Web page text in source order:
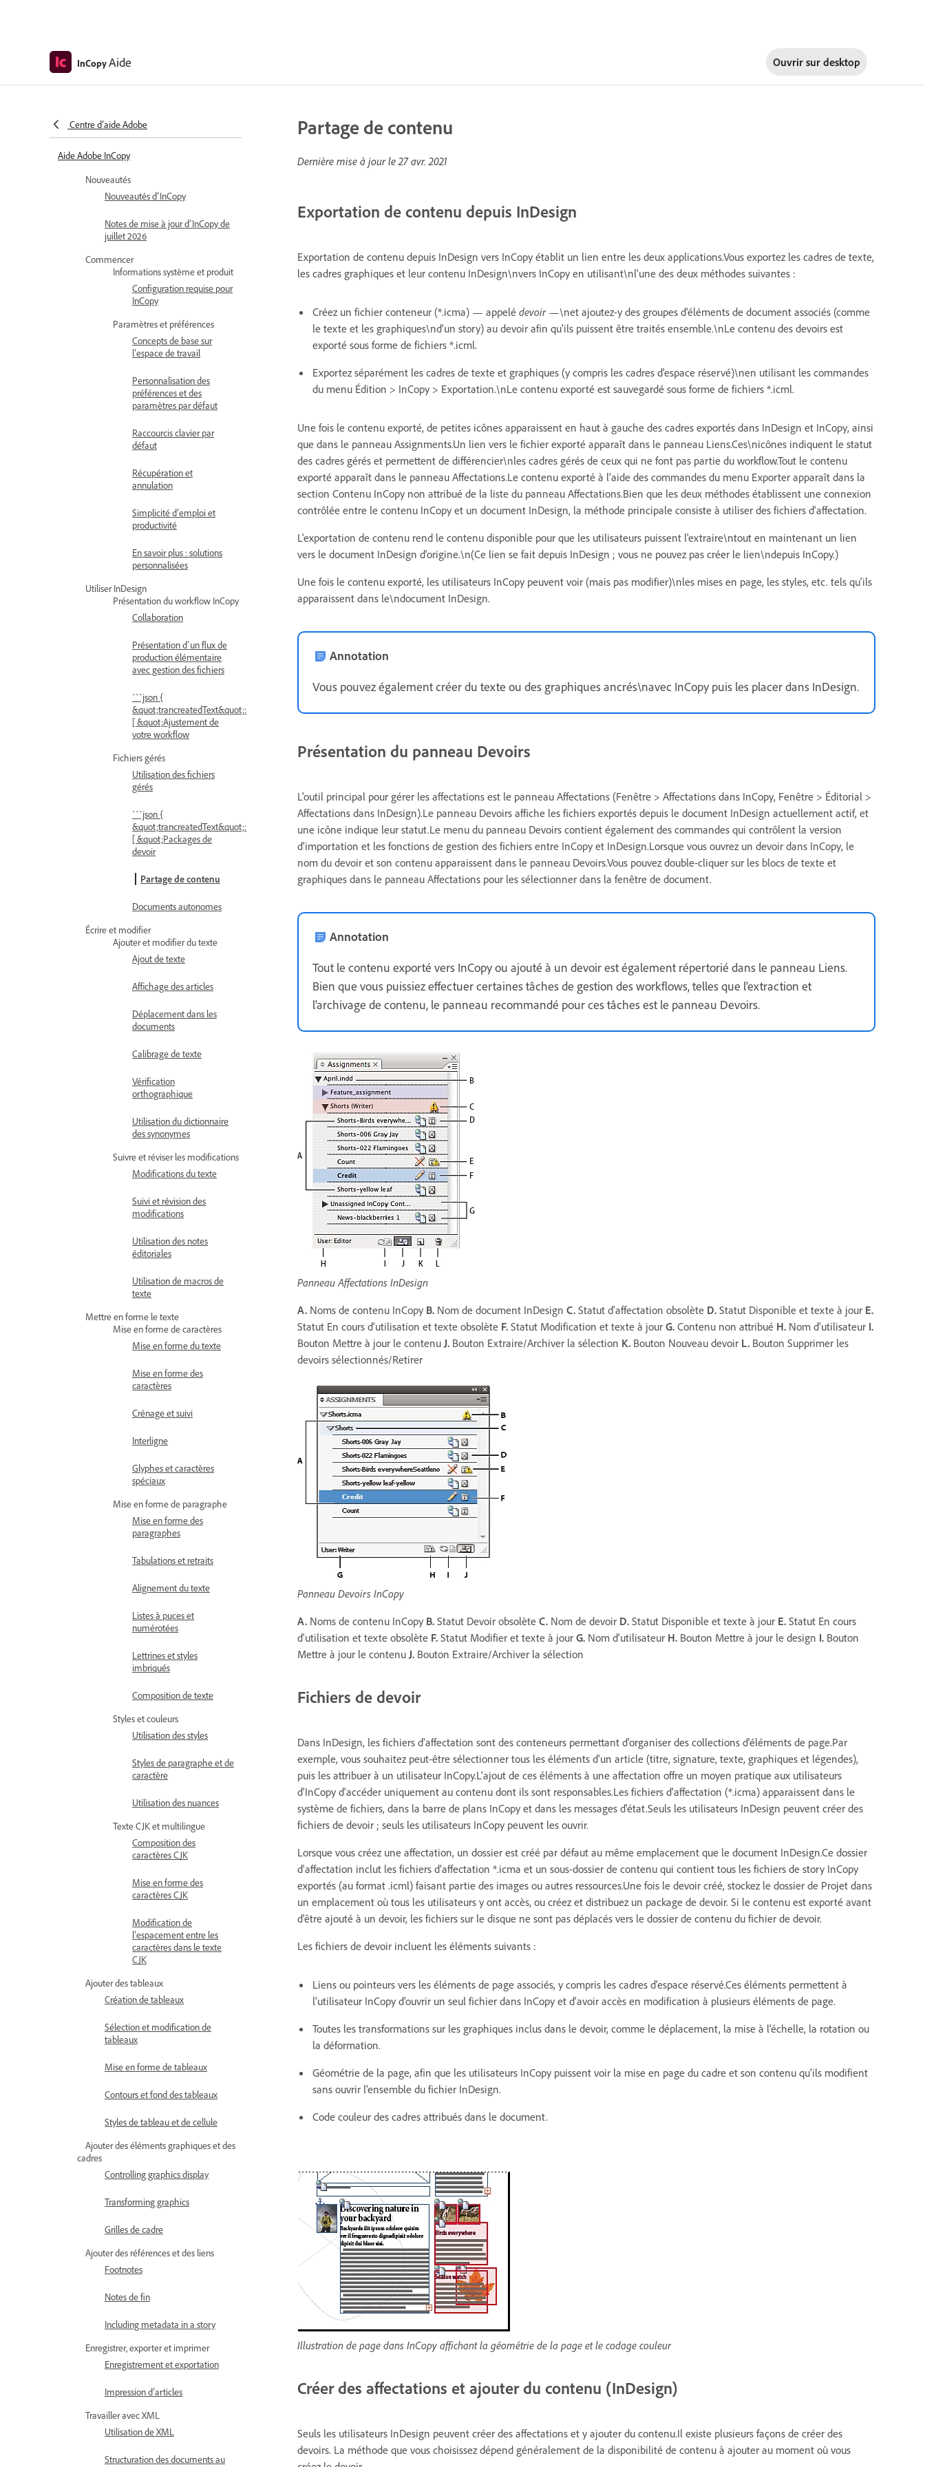
InCopyAide Ouvrir sur desktop
Centre d’aide Adobe
Aide Adobe InCopy
Nouveautés
Nouveautés d’InCopy
Notes de mise à jour d’InCopy de
juillet 2026
Commencer
Informations système et produit
Configuration requise pour
InCopy
Paramètres et préférences
Concepts de base sur
l’espace de travail
Personnalisation des
préférences et des
paramètres par défaut
Raccourcis clavier par
défaut
Récupération et
annulation
Simplicité d’emploi et
productivité
En savoir plus : solutions
personnalisées
Utiliser InDesign
Présentation du workflow InCopy
Collaboration
Présentation d’un flux de
production élémentaire
avec gestion des fichiers
```json {
&quot;trancreatedText&quot;:
[ &quot;Ajustement de
votre workflow
Fichiers gérés
Utilisation des fichiers
gérés
```json {
&quot;trancreatedText&quot;:
[ &quot;Packages de
devoir
Partage de contenu
Documents autonomes
Écrire et modifier
Ajouter et modifier du texte
Ajout de texte
Affichage des articles
Déplacement dans les
documents
Calibrage de texte
Vérification
orthographique
Utilisation du dictionnaire
des synonymes
Suivre et réviser les modifications
Modifications du texte
Suivi et révision des
modifications
Utilisation des notes
éditoriales
Utilisation de macros de
texte
Mettre en forme le texte
Mise en forme de caractères
Mise en forme du texte
Mise en forme des
caractères
Crénage et suivi
Interligne
Glyphes et caractères
spéciaux
Mise en forme de paragraphe
Mise en forme des
paragraphes
Tabulations et retraits
Alignement du texte
Listes à puces et
numérotées
Lettrines et styles
imbriqués
Composition de texte
Styles et couleurs
Utilisation des styles
Styles de paragraphe et de
caractère
Utilisation des nuances
Texte CJK et multilingue
Composition des
caractères CJK
Mise en forme des
caractères CJK
Modification de
l’espacement entre les
caractères dans le texte
CJK
Ajouter des tableaux
Création de tableaux
Sélection et modification de
tableaux
Mise en forme de tableaux
Contours et fond des tableaux
Styles de tableau et de cellule
Ajouter des éléments graphiques et des
cadres
Controlling graphics display
Transforming graphics
Grilles de cadre
Ajouter des références et des liens
Footnotes
Notes de fin
Including metadata in a story
Enregistrer, exporter et imprimer
Enregistrement et exportation
Impression d’articles
Travailler avec XML
Utilisation de XML
Structuration des documents au
Partage de contenu
Dernière mise à jour le27 avr. 2021
Exportation de contenu depuis InDesign
Exportation de contenu depuis InDesign vers InCopy établit un lien entre les deux applications.Vous exportez les cadres de texte,
les cadres graphiques et leur contenu InDesign\nvers InCopy en utilisant\nl'une des deux méthodes suivantes :
Créez un fichier conteneur (*.icma) — appelé devoir—\net ajoutez-y des groupes d'éléments de document associés (comme
le texte et les graphiques\nd'un story) au devoir afin qu'ils puissent être traités ensemble.\nLe contenu des devoirs est
exporté sous forme de fichiers *.icml.
Exportez séparément les cadres de texte et graphiques (y compris les cadres d'espace réservé)\nen utilisant les commandes
du menu Édition > InCopy > Exportation.\nLe contenu exporté est sauvegardé sous forme de fichiers *.icml.
Une fois le contenu exporté, de petites icônes apparaissent en haut à gauche des cadres exportés dans InDesign et InCopy, ainsi
que dans le panneau Assignments.Un lien vers le fichier exporté apparaît dans le panneau Liens.Ces\nicônes indiquent le statut
des cadres gérés et permettent de différencier\nles cadres gérés de ceux qui ne font pas partie du workflow.Tout le contenu
exporté apparaît dans le panneau Affectations.Le contenu exporté à l'aide des commandes du menu Exporter apparaît dans la
section Contenu InCopy non attribué de la liste du panneau Affectations.Bien que les deux méthodes établissent une connexion
contrôlée entre le contenu InCopy et un document InDesign, la méthode principale consiste à utiliser des fichiers d'affectation.
L'exportation de contenu rend le contenu disponible pour que les utilisateurs puissent l'extraire\ntout en maintenant un lien
vers le document InDesign d'origine.\n(Ce lien se fait depuis InDesign ; vous ne pouvez pas créer le lien\ndepuis InCopy.)
Une fois le contenu exporté, les utilisateurs InCopy peuvent voir (mais pas modifier)\nles mises en page, les styles, etc. tels qu'ils
apparaissent dans le\ndocument InDesign.
Annotation
Vous pouvez également créer du texte ou des graphiques ancrés\navec InCopy puis les placer dans InDesign.
Présentation du panneau Devoirs
L'outil principal pour gérer les affectations est le panneau Affectations (Fenêtre > Affectations dans InCopy, Fenêtre > Éditorial >
Affectations dans InDesign).Le panneau Devoirs affiche les fichiers exportés depuis le document InDesign actuellement actif, et
une icône indique leur statut.Le menu du panneau Devoirs contient également des commandes qui contrôlent la version
d'importation et les fonctions de gestion des fichiers entre InCopy et InDesign.Lorsque vous ouvrez un devoir dans InCopy, le
nom du devoir et son contenu apparaissent dans le panneau Devoirs.Vous pouvez double-cliquer sur les blocs de texte et
graphiques dans le panneau Affectations pour les sélectionner dans la fenêtre de document.
Annotation
Tout le contenu exporté vers InCopy ou ajouté à un devoir est également répertorié dans le panneau Liens.
Bien que vous puissiez effectuer certaines tâches de gestion des workflows, telles que l'extraction et
l'archivage de contenu, le panneau recommandé pour ces tâches est le panneau Devoirs.
Panneau Affectations InDesign
A. Noms de contenu InCopy B. Nom de document InDesign C. Statut d'affectation obsolète D. Statut Disponible et texte à jour E.
Statut En cours d'utilisation et texte obsolète F. Statut Modification et texte à jour G. Contenu non attribué H. Nom d'utilisateur I.
Bouton Mettre à jour le contenu J. Bouton Extraire/Archiver la sélection K. Bouton Nouveau devoir L. Bouton Supprimer les
devoirs sélectionnés/Retirer
Panneau Devoirs InCopy
A. Noms de contenu InCopy B. Statut Devoir obsolète C. Nom de devoir D. Statut Disponible et texte à jour E. Statut En cours
d'utilisation et texte obsolète F. Statut Modifier et texte à jour G. Nom d'utilisateur H. Bouton Mettre à jour le design I. Bouton
Mettre à jour le contenu J. Bouton Extraire/Archiver la sélection
Fichiers de devoir
Dans InDesign, les fichiers d'affectation sont des conteneurs permettant d'organiser des collections d'éléments de page.Par
exemple, vous souhaitez peut-être sélectionner tous les éléments d'un article (titre, signature, texte, graphiques et légendes),
puis les attribuer à un utilisateur InCopy.L'ajout de ces éléments à une affectation offre un moyen pratique aux utilisateurs
d'InCopy d'accéder uniquement au contenu dont ils sont responsables.Les fichiers d'affectation (*.icma) apparaissent dans le
système de fichiers, dans la barre de plans InCopy et dans les messages d'état.Seuls les utilisateurs InDesign peuvent créer des
fichiers de devoir ; seuls les utilisateurs InCopy peuvent les ouvrir.
Lorsque vous créez une affectation, un dossier est créé par défaut au même emplacement que le document InDesign.Ce dossier
d'affectation inclut les fichiers d'affectation *.icma et un sous-dossier de contenu qui contient tous les fichiers de story InCopy
exportés (au format .icml) faisant partie des images ou autres ressources.Une fois le devoir créé, stockez le dossier de Projet dans
un emplacement où tous les utilisateurs y ont accès, ou créez et distribuez un package de devoir. Si le contenu est exporté avant
d'être ajouté à un devoir, les fichiers sur le disque ne sont pas déplacés vers le dossier de contenu du fichier de devoir.
Les fichiers de devoir incluent les éléments suivants :
Liens ou pointeurs vers les éléments de page associés, y compris les cadres d'espace réservé.Ces éléments permettent à
l'utilisateur InCopy d'ouvrir un seul fichier dans InCopy et d'avoir accès en modification à plusieurs éléments de page.
Toutes les transformations sur les graphiques inclus dans le devoir, comme le déplacement, la mise à l'échelle, la rotation ou
la déformation.
Géométrie de la page, afin que les utilisateurs InCopy puissent voir la mise en page du cadre et son contenu qu'ils modifient
sans ouvrir l'ensemble du fichier InDesign.
Code couleur des cadres attribués dans le document.
Illustration de page dans InCopy affichant la géométrie de la page et le codage couleur
Créer des affectations et ajouter du contenu (InDesign)
Seuls les utilisateurs InDesign peuvent créer des affectations et y ajouter du contenu.Il existe plusieurs façons de créer des
devoirs. La méthode que vous choisissez dépend généralement de la disponibilité de contenu à ajouter au moment où vous